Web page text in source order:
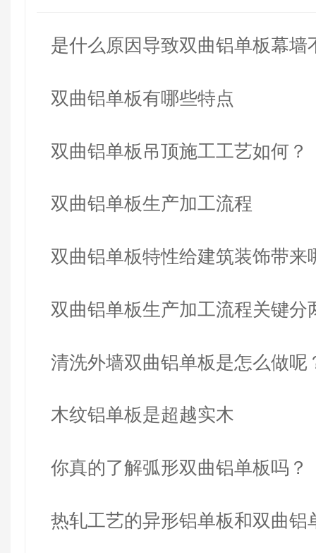
是什么原因导致双曲铝单板幕墙
呢？
双曲铝单板有哪些特点
双曲铝单板吊顶施工工艺如何？
双曲铝单板生产加工流程
双曲铝单板特性给建筑装饰带来
感
双曲铝单板生产加工流程关键分
清洗外墙双曲铝单板是怎么做呢
木纹铝单板是超越实木
你真的了解弧形双曲铝单板吗？
热轧工艺的异形铝单板和双曲铝